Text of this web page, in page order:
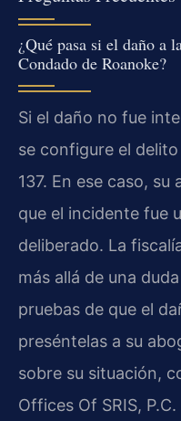
¿Qué pasa si el daño a
Condado de Roanoke?
Si el daño no fue
se configure el
137. En ese caso,
que el incidente fue
deliberado. La
más allá de una
pruebas de que el
preséntelas a su
sobre su situación,
Offices Of SRIS,